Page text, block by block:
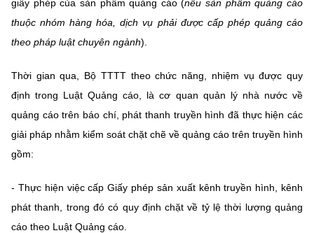
giấy phép của sản phẩm quảng cáo (nếu sản phẩm quảng cáo
thuộc nhóm hàng hóa, dịch vụ phải được cấp phép quảng cáo
theo pháp luật chuyên ngành).
Thời gian qua, Bộ TTTT theo chức năng, nhiệm vụ được quy
định trong Luật Quảng cáo, là cơ quan quản lý nhà nước về
quảng cáo trên báo chí, phát thanh truyền hình đã thực hiện các
giải pháp nhằm kiểm soát chặt chẽ về quảng cáo trên truyền hình
gồm:
- Thực hiện việc cấp Giấy phép sản xuất kênh truyền hình, kênh
phát thanh, trong đó có quy định chặt về tỷ lệ thời lượng quảng
cáo theo Luật Quảng cáo.